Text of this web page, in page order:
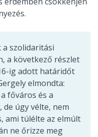
szolidaritási
a következő részlet
ig adott határidőt
elmondta:
főváros és a
úgy vélte, nem
ami túlélte az elmúlt
ne őrizze meg